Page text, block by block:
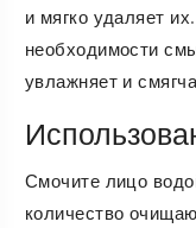
и мягко удаляет
необходимости
увлажняет и
Смочите лицо
количество